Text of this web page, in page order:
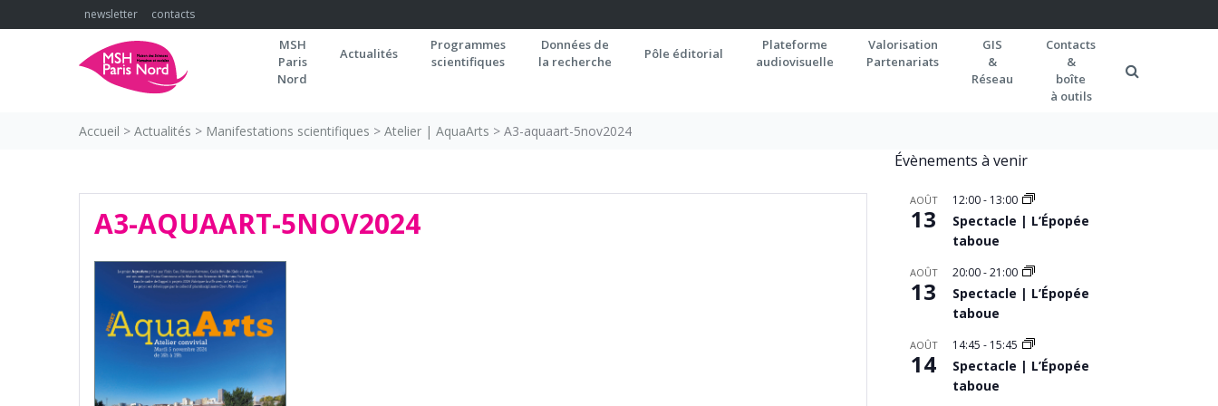
to
newsletter contacts
MSH
Paris
Nord
Actualités
Programmes
scientifiques
Données de
la recherche
Pôle éditorial
Plateforme
audiovisuelle
Valorisation
Partenariats
GIS
&
Réseau
Contacts
&
boîte
à outils
Accueil > Actualités > Manifestations scientifiques > Atelier | AquaArts > A3-aquaart-5nov2024
A3-AQUAART-5NOV2024
Évènements à venir
AOÛT
13
12:00- 13:00
Spectacle | L’Épopée
taboue
AOÛT
13
20:00-21:00
Spectacle | L’Épopée
taboue
AOÛT
14
14:45 - 15:45
Spectacle | L’Épopée
taboue